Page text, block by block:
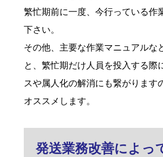
繁忙期前に一度、今行っている作
下さい。
その他、主要な作業マニュアルな
と、繁忙期だけ人員を投入する際
スや属人化の解消にも繋がります
オススメします。
発送業務改善によっ